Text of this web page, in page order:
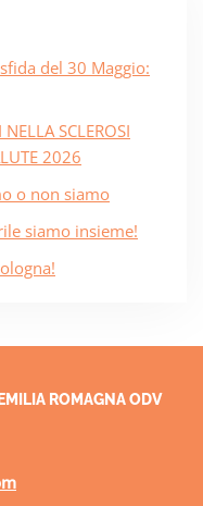
del 30 Maggio:
SCLEROSI
2026
o non siamo
siamo insieme!
ROMAGNA ODV